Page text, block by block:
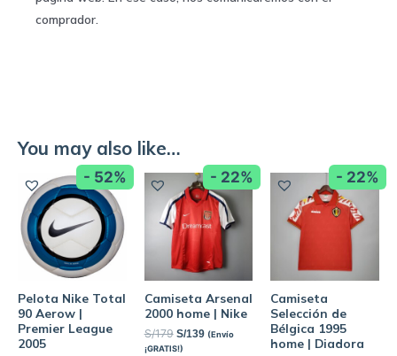
comprador.
You may also like…
- 52%
Pelota Nike Total
90 Aerow |
Premier League
2005
- 22%
Camiseta Arsenal
2000 home | Nike
S/179 S/139 (Envío
¡GRATIS!)
- 22%
Camiseta
Selección de
Bélgica 1995
home | Diadora